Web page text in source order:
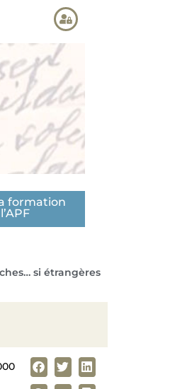
formation
si étrangères